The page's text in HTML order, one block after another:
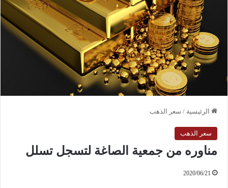
الرئيسية / سعر الذهب
سعر الذهب
مناوره من جمعية الصاغة لتسجل تسلل
2020/06/21